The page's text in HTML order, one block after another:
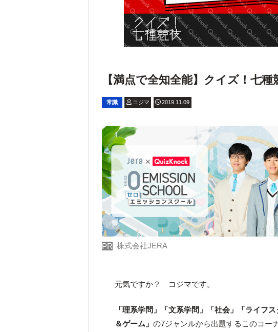
【満点で全知全能】クイズ！七種
常識 コジマ 2019.11.09
PR 株式会社JERA
元気ですか？ コジマです。
「理系学問」「文系学問」「社会」「ライフ
＆ゲーム」の7ジャンルから出題するこのコー